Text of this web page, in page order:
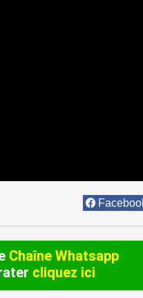
Chaîne Whatsapp
cliquez ici